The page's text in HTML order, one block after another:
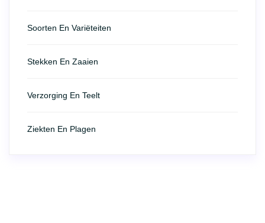
Soorten En Variëteiten
Stekken En Zaaien
Verzorging En Teelt
Ziekten En Plagen